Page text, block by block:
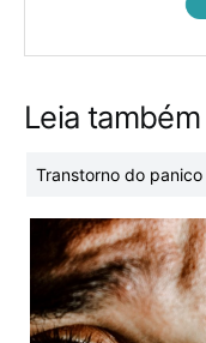
Leia também
Transtorno do panico